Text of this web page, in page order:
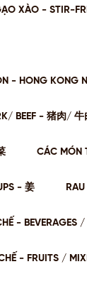
XÀO - STIR-
- HONG KONG
BEEF - 猪肉/ 牛
CÁC MÓN
- 姜
-
- FRUITS /